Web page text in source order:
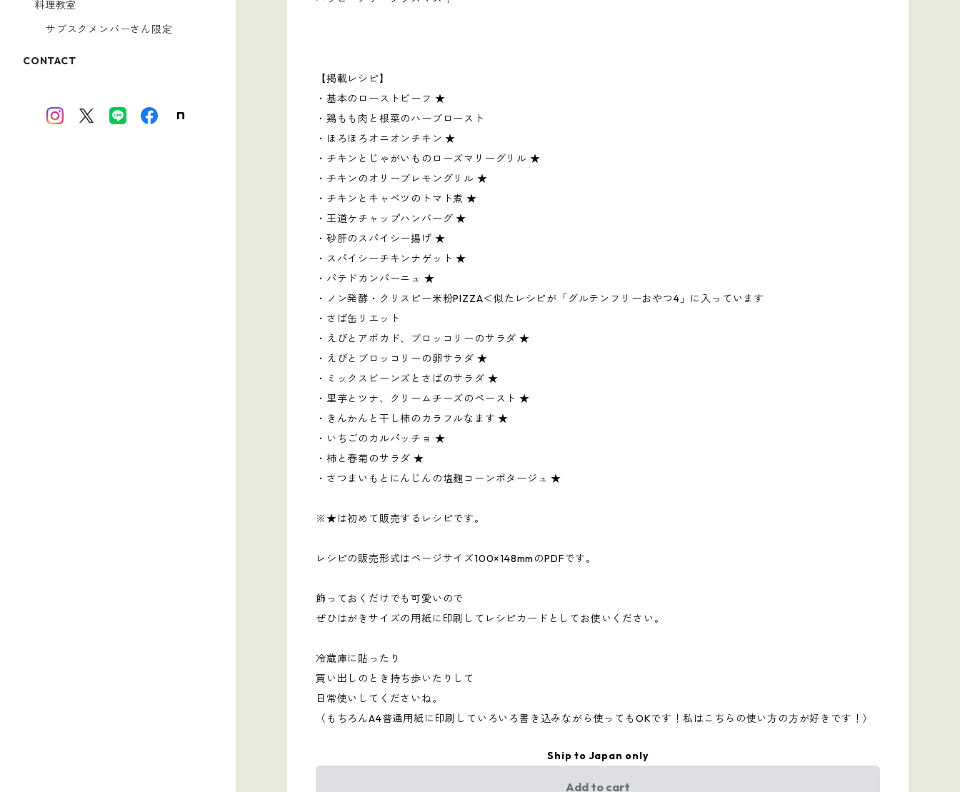
【掲載レシピ】
・基本のローストビーフ ★
・鶏もも肉と根菜のハーブロースト
・ほろほろオニオンチキン ★
・チキンとじゃがいものローズマリーグリル ★
・チキンのオリーブレモングリル ★
・チキンとキャベツのトマト煮 ★
・王道ケチャップハンバーグ ★
・砂肝のスパイシー揚げ ★
・スパイシーチキンナゲット ★
・パテドカンパーニュ ★
・ノン発酵・クリスピー米粉PIZZA＜似たレシピが「グルテンフリーおやつ4」に入っています
・さば缶リエット
・えびとアボカド、ブロッコリーのサラダ ★
・えびとブロッコリーの卵サラダ ★
・ミックスビーンズとさばのサラダ ★
・里芋とツナ、クリームチーズのペースト ★
・きんかんと干し柿のカラフルなます ★
・いちごのカルパッチョ ★
・柿と春菊のサラダ ★
・さつまいもとにんじんの塩麹コーンポタージュ ★
※★は初めて販売するレシピです。
レシピの販売形式はページサイズ100×148mmのPDFです。
飾っておくだけでも可愛いので
ぜひはがきサイズの用紙に印刷してレシピカードとしてお使いください。
冷蔵庫に貼ったり
買い出しのとき持ち歩いたりして
日常使いしてくださいね。
（もちろんA4普通用紙に印刷していろいろ書き込みながら使ってもOKです！私はこちらの使い方の方が好きです！）
Ship to Japan only
Add to cart
料理教室
サブスクメンバーさん限定
CONTACT